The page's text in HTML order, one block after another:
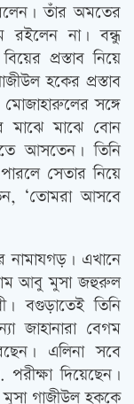
তাঁর অমতের
রইলেন না। বন্ধু
প্রস্তাব নিয়ে
হকের প্রস্তাব
সঙ্গে
মাঝে মাঝে বোন
আসতেন। তিনি
সেতার নিয়ে
‘তোমরা আসবে
নামাযগড়। এখানে
আবু মুসা জহুরুল
বগুড়াতেই তিনি
জাহানারা বেগম
এলিনা সবে
দিয়েছেন।
গাজীউল হককে